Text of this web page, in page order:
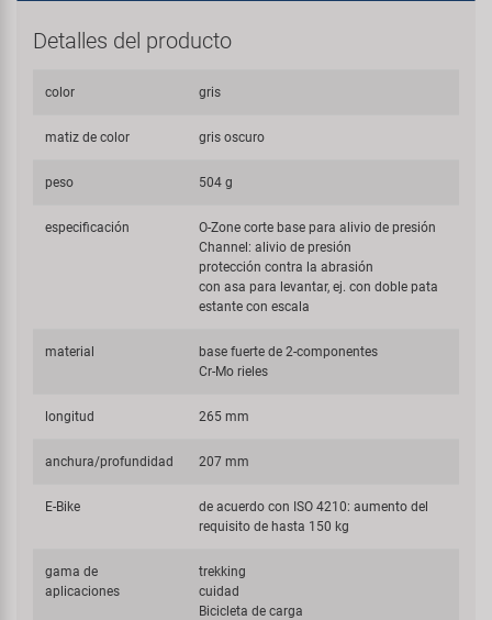
Detalles del producto
color gris
matiz de color gris oscuro
peso 504 g
especificación
O-Zone corte base para alivio de presión
Channel: alivio de presión
protección contra la abrasión
con asa para levantar, ej. con doble pata
estante con escala
material
base fuerte de 2-componentes
Cr-Mo rieles
longitud 265 mm
anchura/profundidad 207 mm
E-Bike
de acuerdo con ISO 4210: aumento del
requisito de hasta 150 kg
gama de
aplicaciones
trekking
cuidad
Bicicleta de carga